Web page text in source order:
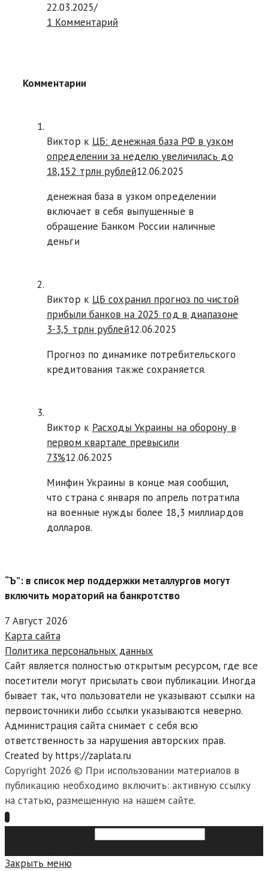
22.03.2025/
1 Комментарий
Комментарии
Виктор к ЦБ: денежная база РФ в узком
определении за неделю увеличилась до
18,152 трлн рублей12.06.2025
денежная база в узком определении
включает в себя выпущенные в
обращение Банком России наличные
деньги
Виктор к ЦБ сохранил прогноз по чистой
прибыли банков на 2025 год в диапазоне
3-3,5 трлн рублей12.06.2025
Прогноз по динамике потребительского
кредитования также сохраняется.
Виктор к Расходы Украины на оборону в
первом квартале превысили
73%12.06.2025
Минфин Украины в конце мая сообщил,
что страна с января по апрель потратила
на военные нужды более 18,3 миллиардов
долларов.
“Ъ”: в список мер поддержки металлургов могут
включить мораторий на банкротство
7 Август 2026
Карта сайта
Политика персональных данных
Сайт является полностью открытым ресурсом, где все
посетители могут присылать свои публикации. Иногда
бывает так, что пользователи не указывают ссылки на
первоисточники либо ссылки указываются неверно.
Администрация сайта снимает с себя всю
ответственность за нарушения авторских прав.
Created by https://zaplata.ru
Copyright 2026 © При использовании материалов в
публикацию необходимо включить: активную ссылку
на статью, размещенную на нашем сайте.
Закрыть меню